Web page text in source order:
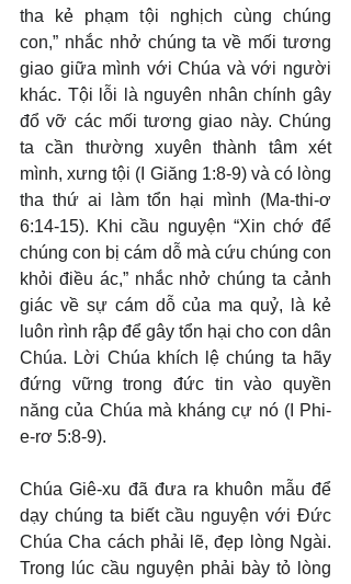
tha kẻ phạm tội nghịch cùng chúng
con,” nhắc nhở chúng ta về mối tương
giao giữa mình với Chúa và với người
khác. Tội lỗi là nguyên nhân chính gây
đổ vỡ các mối tương giao này. Chúng
ta cần thường xuyên thành tâm xét
mình, xưng tội (I Giăng 1:8-9) và có lòng
tha thứ ai làm tổn hại mình (Ma-thi-ơ
6:14-15). Khi cầu nguyện “Xin chớ để
chúng con bị cám dỗ mà cứu chúng con
khỏi điều ác,” nhắc nhở chúng ta cảnh
giác về sự cám dỗ của ma quỷ, là kẻ
luôn rình rập để gây tổn hại cho con dân
Chúa. Lời Chúa khích lệ chúng ta hãy
đứng vững trong đức tin vào quyền
năng của Chúa mà kháng cự nó (I Phi-
e-rơ 5:8-9).
Chúa Giê-xu đã đưa ra khuôn mẫu để
dạy chúng ta biết cầu nguyện với Đức
Chúa Cha cách phải lẽ, đẹp lòng Ngài.
Trong lúc cầu nguyện phải bày tỏ lòng